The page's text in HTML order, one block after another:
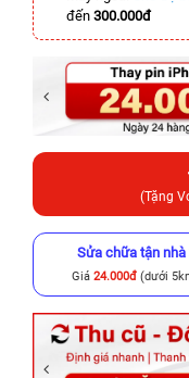
đến 300.000đ
(Tặng
Sửa chữa tận nhà
Giá 24.000đ(dưới